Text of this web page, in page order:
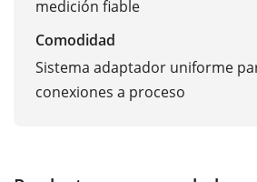
medición fiable
Comodidad
Sistema adaptador uniforme
conexiones a proceso